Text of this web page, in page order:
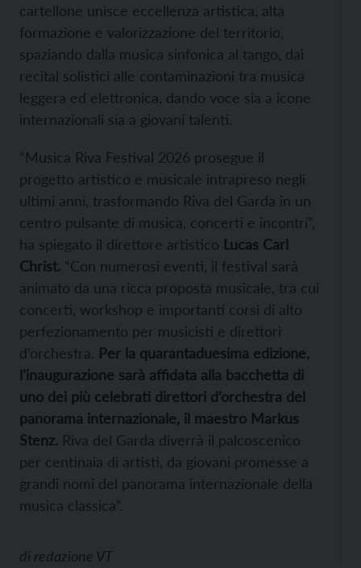
cartellone unisce eccellenza artistica, alta
formazione e valorizzazione del territorio,
spaziando dalla musica sinfonica al tango, dai
recital solistici alle contaminazioni tra musica
leggera ed elettronica, dando voce sia a icone
internazionali sia a giovani talenti.
“Musica Riva Festival 2026 prosegue il
progetto artistico e musicale intrapreso negli
ultimi anni, trasformando Riva del Garda in un
centro pulsante di musica, concerti e incontri”,
ha spiegato il direttore artistico Lucas Carl
Christ. “Con numerosi eventi, il festival sarà
animato da una ricca proposta musicale, tra cui
concerti, workshop e importanti corsi di alto
perfezionamento per musicisti e direttori
d’orchestra. Per la quarantaduesima edizione,
l’inaugurazione sarà affidata alla bacchetta di
uno dei più celebrati direttori d’orchestra del
panorama internazionale, il maestro Markus
Stenz. Riva del Garda diverrà il palcoscenico
per centinaia di artisti, da giovani promesse a
grandi nomi del panorama internazionale della
musica classica”.
di redazione VT